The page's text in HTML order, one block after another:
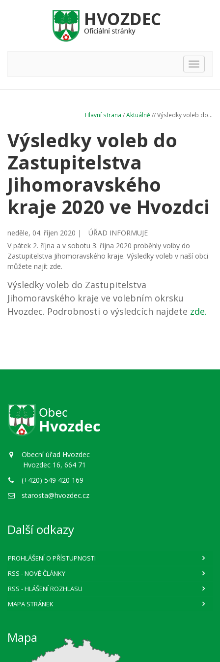
Hlavní
nabídka
Hlavní strana /Aktuálně // Výsledky voleb do...
Výsledky voleb do
Zastupitelstva
Jihomoravského
kraje 2020 ve Hvozdci
neděle, 04. říjen 2020 |
ÚŘAD INFORMUJE
V pátek 2. října a v sobotu 3. října 2020 proběhly volby do
Zastupitelstva Jihomoravského kraje. Výsledky voleb v naší obci
můžete najít zde.
Výsledky voleb do Zastupitelstva
Jihomoravského kraje ve volebním okrsku
Hvozdec. Podrobnosti o výsledcích najdete zde.
Obecní úřad Hvozdec
Hvozdec 16, 664 71
(+420) 549 420 169
starosta@hvozdec.cz
Další odkazy
PROHLÁŠENÍ O PŘÍSTUPNOSTI
RSS - NOVÉ ČLÁNKY
RSS - HLÁŠENÍ ROZHLASU
MAPA STRÁNEK
Mapa